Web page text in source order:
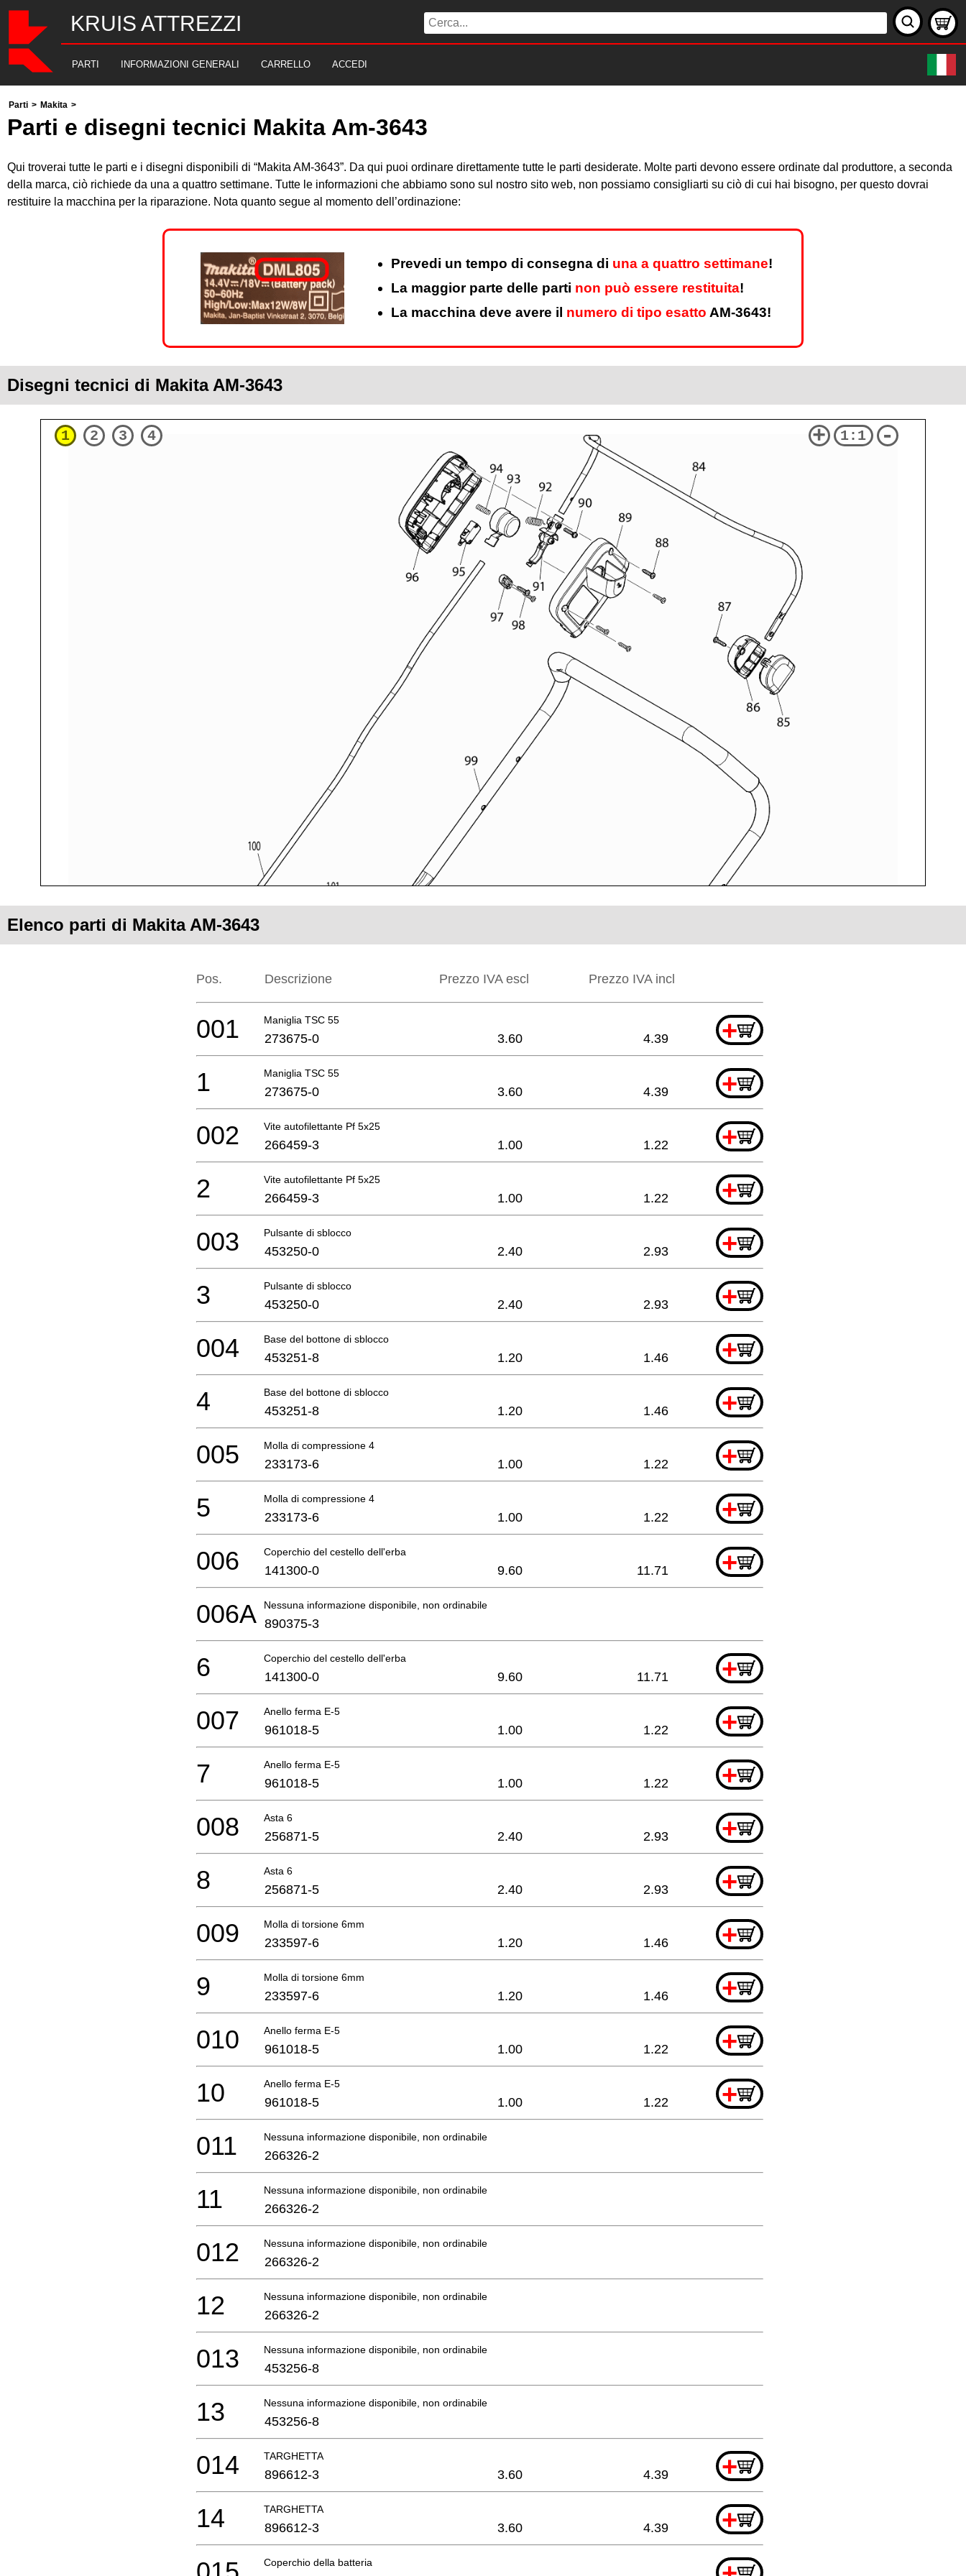
KRUIS ATTREZZI
PARTI INFORMAZIONI GENERALI CARRELLO ACCEDI
Parti > Makita >
Parti e disegni tecnici Makita Am-3643
Qui troverai tutte le parti e i disegni disponibili di “Makita AM-3643”. Da qui puoi ordinare direttamente tutte le parti desiderate. Molte parti devono essere ordinate dal produttore, a seconda
della marca, ciò richiede da una a quattro settimane. Tutte le informazioni che abbiamo sono sul nostro sito web, non possiamo consigliarti su ciò di cui hai bisogno, per questo dovrai
restituire la macchina per la riparazione. Nota quanto segue al momento dell’ordinazione:
Prevedi un tempo di consegna di una a quattro settimane!
La maggior parte delle parti non può essere restituita!
La macchina deve avere il numero di tipo esatto AM-3643!
Disegni tecnici di Makita AM-3643
1 2 3 4 + 1:1 -
Elenco parti di Makita AM-3643
Pos. Descrizione Prezzo IVA escl Prezzo IVA incl
Maniglia TSC 55 +
001 273675-0 3.60 4.39
Maniglia TSC 55 +
1 273675-0 3.60 4.39
Vite autofilettante Pf 5x25 +
002 266459-3 1.00 1.22
Vite autofilettante Pf 5x25 +
2 266459-3 1.00 1.22
Pulsante di sblocco +
003 453250-0 2.40 2.93
Pulsante di sblocco +
3 453250-0 2.40 2.93
Base del bottone di sblocco +
004 453251-8 1.20 1.46
Base del bottone di sblocco +
4 453251-8 1.20 1.46
Molla di compressione 4 +
005 233173-6 1.00 1.22
Molla di compressione 4 +
5 233173-6 1.00 1.22
Coperchio del cestello dell'erba +
006 141300-0 9.60 11.71
Nessuna informazione disponibile, non ordinabile
006A 890375-3
Coperchio del cestello dell'erba +
6 141300-0 9.60 11.71
Anello ferma E-5 +
007 961018-5 1.00 1.22
Anello ferma E-5 +
7 961018-5 1.00 1.22
Asta 6 +
008 256871-5 2.40 2.93
Asta 6 +
8 256871-5 2.40 2.93
Molla di torsione 6mm +
009 233597-6 1.20 1.46
Molla di torsione 6mm +
9 233597-6 1.20 1.46
Anello ferma E-5 +
010 961018-5 1.00 1.22
Anello ferma E-5 +
10 961018-5 1.00 1.22
Nessuna informazione disponibile, non ordinabile
011 266326-2
Nessuna informazione disponibile, non ordinabile
11 266326-2
Nessuna informazione disponibile, non ordinabile
012 266326-2
Nessuna informazione disponibile, non ordinabile
12 266326-2
Nessuna informazione disponibile, non ordinabile
013 453256-8
Nessuna informazione disponibile, non ordinabile
13 453256-8
TARGHETTA +
014 896612-3 3.60 4.39
TARGHETTA +
14 896612-3 3.60 4.39
Coperchio della batteria